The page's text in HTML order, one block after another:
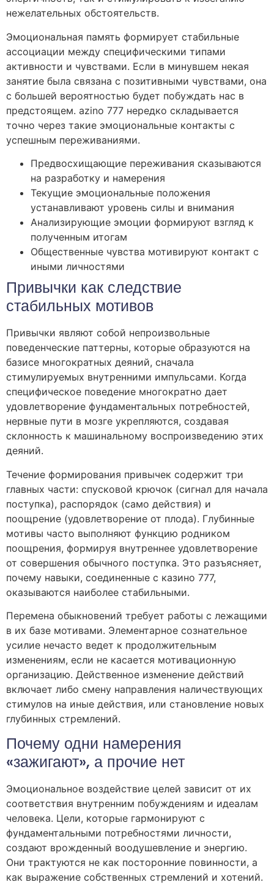
нежелательных обстоятельств.
Эмоциональная память формирует стабильные
ассоциации между специфическими типами
активности и чувствами. Если в минувшем некая
занятие была связана с позитивными чувствами, она
с большей вероятностью будет побуждать нас в
предстоящем. azino 777 нередко складывается
точно через такие эмоциональные контакты с
успешным переживаниями.
Предвосхищающие переживания сказываются
на разработку и намерения
Текущие эмоциональные положения
устанавливают уровень силы и внимания
Анализирующие эмоции формируют взгляд к
полученным итогам
Общественные чувства мотивируют контакт с
иными личностями
Привычки как следствие
стабильных мотивов
Привычки являют собой непроизвольные
поведенческие паттерны, которые образуются на
базисе многократных деяний, сначала
стимулируемых внутренними импульсами. Когда
специфическое поведение многократно дает
удовлетворение фундаментальных потребностей,
нервные пути в мозге укрепляются, создавая
склонность к машинальному воспроизведению этих
деяний.
Течение формирования привычек содержит три
главных части: спусковой крючок (сигнал для начала
поступка), распорядок (само действия) и
поощрение (удовлетворение от плода). Глубинные
мотивы часто выполняют функцию родником
поощрения, формируя внутреннее удовлетворение
от совершения обычного поступка. Это разъясняет,
почему навыки, соединенные с казино 777,
оказываются наиболее стабильными.
Перемена обыкновений требует работы с лежащими
в их базе мотивами. Элементарное сознательное
усилие нечасто ведет к продолжительным
изменениям, если не касается мотивационную
организацию. Действенное изменение действий
включает либо смену направления наличествующих
стимулов на иные действия, или становление новых
глубинных стремлений.
Почему одни намерения
«зажигают», а прочие нет
Эмоциональное воздействие целей зависит от их
соответствия внутренним побуждениям и идеалам
человека. Цели, которые гармонируют с
фундаментальными потребностями личности,
создают врожденный воодушевление и энергию.
Они трактуются не как посторонние повинности, а
как выражение собственных стремлений и хотений.